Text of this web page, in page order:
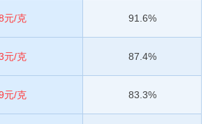
元/克 91.6%
元/克 87.4%
元/克 83.3%